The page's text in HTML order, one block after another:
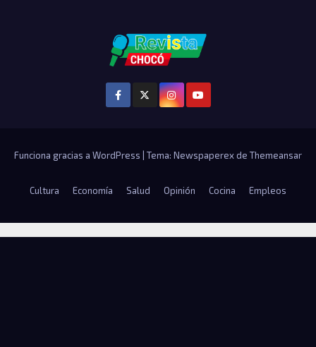
Funciona gracias a WordPress Tema: Newspaperex de Themeansar
Cultura Economía Salud Opinión Cocina Empleos